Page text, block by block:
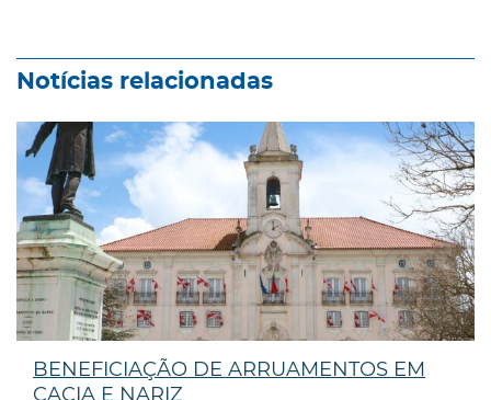
Notícias relacionadas
BENEFICIAÇÃO DE ARRUAMENTOS EM
CACIA E NARIZ